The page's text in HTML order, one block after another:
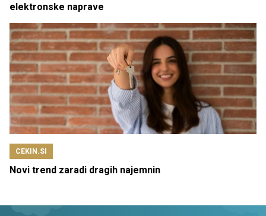
elektronske naprave
CEKIN.SI
Novi trend zaradi dragih najemnin